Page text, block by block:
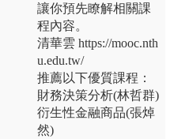
讓你預先瞭解相關課
程內容。
清華雲 https://mooc.nth
u.edu.tw/
推薦以下優質課程：
財務決策分析(林哲群)
衍生性金融商品(張焯
然)